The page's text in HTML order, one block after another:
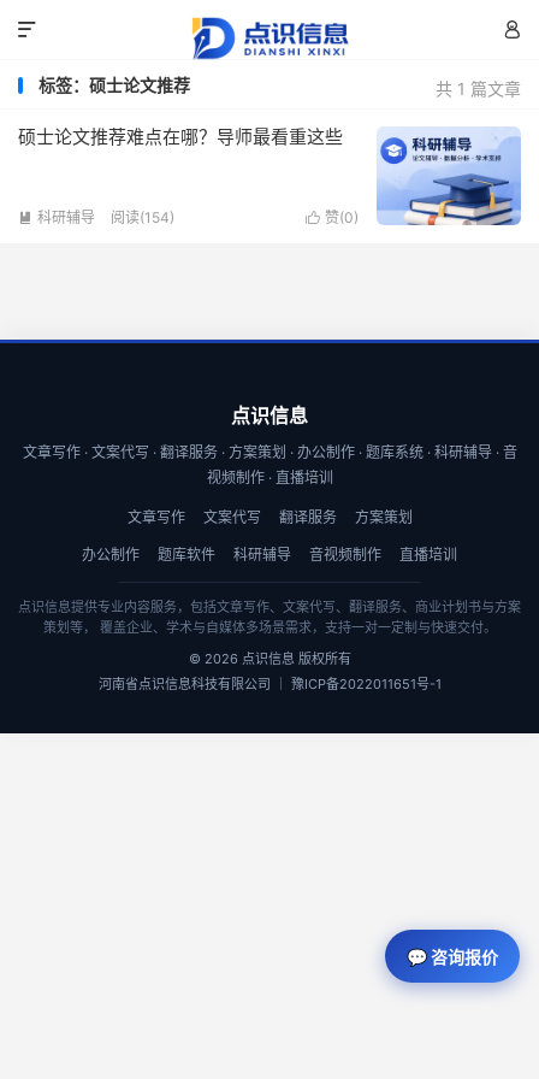


共 1 篇文章
标签：硕士论文推荐
硕士论文推荐难点在哪？导师最看重这些
 赞(0)
 科研辅导 阅读(154)
点识信息
文章写作 · 文案代写 · 翻译服务 · 方案策划 · 办公制作 · 题库系统 · 科研辅导 · 音
视频制作 · 直播培训
文章写作 文案代写 翻译服务 方案策划
办公制作 题库软件 科研辅导 音视频制作 直播培训
点识信息提供专业内容服务，包括文章写作、文案代写、翻译服务、商业计划书与方案
策划等， 覆盖企业、学术与自媒体多场景需求，支持一对一定制与快速交付。
© 2026 点识信息 版权所有
河南省点识信息科技有限公司 ｜ 豫ICP备2022011651号-1
💬 咨询报价